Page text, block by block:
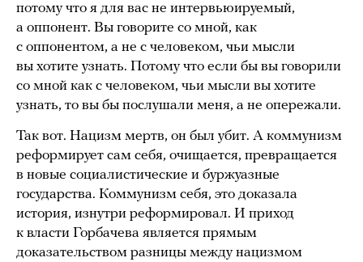
потому что я для вас не интервьюируемый,
а оппонент. Вы говорите со мной, как
с оппонентом, а не с человеком, чьи мысли
вы хотите узнать. Потому что если бы вы говорили
со мной как с человеком, чьи мысли вы хотите
узнать, то вы бы послушали меня, а не опережали.
Так вот. Нацизм мертв, он был убит. А коммунизм
реформирует сам себя, очищается, превращается
в новые социалистические и буржуазные
государства. Коммунизм себя, это доказала
история, изнутри реформировал. И приход
к власти Горбачева является прямым
доказательством разницы между нацизмом